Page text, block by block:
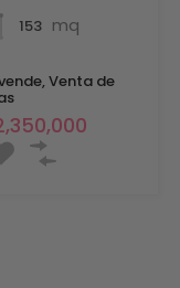
153 mq
Venta de